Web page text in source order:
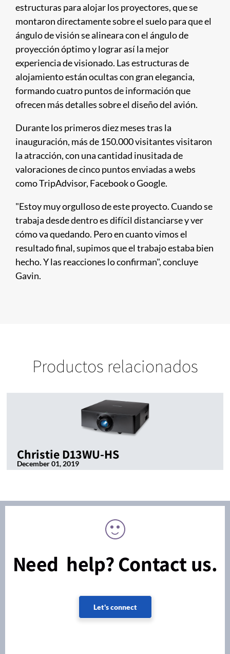
estructuras para alojar los proyectores, que se
montaron directamente sobre el suelo para que el
ángulo de visión se alineara con el ángulo de
proyección óptimo y lograr así la mejor
experiencia de visionado. Las estructuras de
alojamiento están ocultas con gran elegancia,
formando cuatro puntos de información que
ofrecen más detalles sobre el diseño del avión.
Durante los primeros diez meses tras la
inauguración, más de 150.000 visitantes visitaron
la atracción, con una cantidad inusitada de
valoraciones de cinco puntos enviadas a webs
como TripAdvisor, Facebook o Google.
"Estoy muy orgulloso de este proyecto. Cuando se
trabaja desde dentro es difícil distanciarse y ver
cómo va quedando. Pero en cuanto vimos el
resultado final, supimos que el trabajo estaba bien
hecho. Y las reacciones lo confirman", concluye
Gavin.
Productos relacionados
Christie D13WU-HS
December 01, 2019
Need help? Contact us.
Let's connect